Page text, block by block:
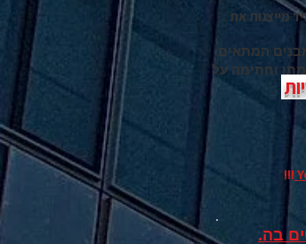
מייצגות את
המתאים
וחתימה על
!!!
בה.